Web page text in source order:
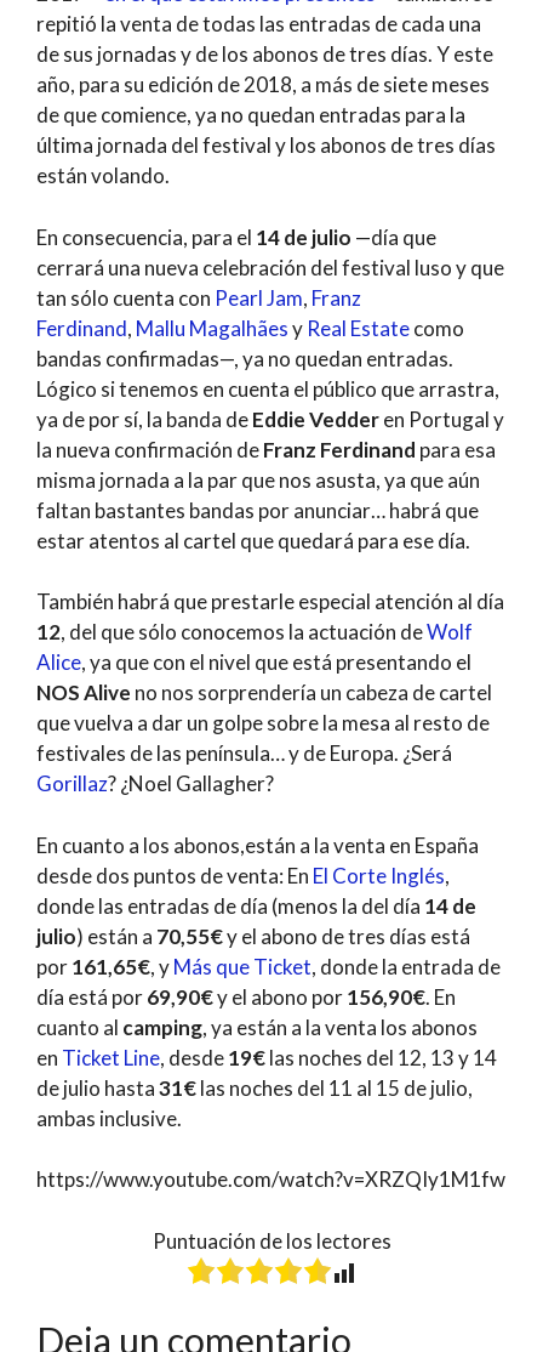
repitió la venta de todas las entradas de cada una
de sus jornadas y de los abonos de tres días. Y este
año, para su edición de 2018, a más de siete meses
de que comience, ya no quedan entradas para la
última jornada del festival y los abonos de tres días
están volando.
En consecuencia, para el 14 de julio —día que
cerrará una nueva celebración del festival luso y que
tan sólo cuenta con Pearl Jam, Franz
Ferdinand, Mallu Magalhãesy Real Estatecomo
bandas confirmadas—, ya no quedan entradas.
Lógico si tenemos en cuenta el público que arrastra,
ya de por sí, la banda deEddie Vedderen Portugal y
la nueva confirmación deFranz Ferdinand para esa
misma jornada a la par que nos asusta, ya que aún
faltan bastantes bandas por anunciar… habrá que
estar atentos al cartel que quedará para ese día.
También habrá que prestarle especial atención al día
12, del que sólo conocemos la actuación deWolf
Alice, ya que con el nivel que está presentando el
NOS Alive no nos sorprendería un cabeza de cartel
que vuelva a dar un golpe sobre la mesa al resto de
festivales de las península… y de Europa. ¿Será
Gorillaz? ¿Noel Gallagher?
En cuanto a los abonos,están a la venta en España
desde dos puntos de venta: En El Corte Inglés,
donde las entradas de día (menos la del día 14 de
julio) están a 70,55€y el abono de tres días está
por161,65€, yMás que Ticket, donde la entrada de
día está por69,90€y el abono por156,90€. En
cuanto al camping, ya están a la venta los abonos
en Ticket Line, desde19€las noches del 12, 13 y 14
de julio hasta31€las noches del 11 al 15 de julio,
ambas inclusive.
https://www.youtube.com/watch?v=XRZQIy1M1fw
Puntuación de los lectores
Deja un comentario